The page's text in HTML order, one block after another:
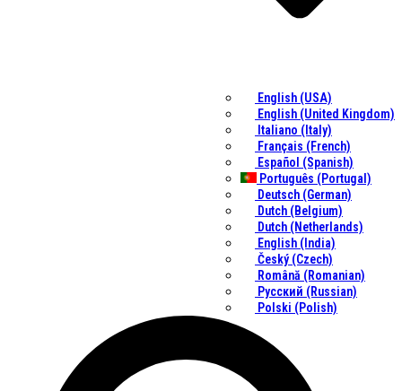
English (USA)
English (United Kingdom)
Italiano (Italy)
Français (French)
Español (Spanish)
Português (Portugal)
Deutsch (German)
Dutch (Belgium)
Dutch (Netherlands)
English (India)
Český (Czech)
Română (Romanian)
Русский (Russian)
Polski (Polish)